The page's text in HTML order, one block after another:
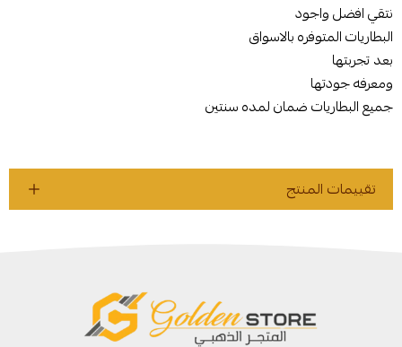
نتقي افضل واجود
البطاريات المتوفره بالاسواق
بعد تجربتها
ومعرفه جودتها
جميع البطاريات ضمان لمده سنتين
تقييمات المنتج